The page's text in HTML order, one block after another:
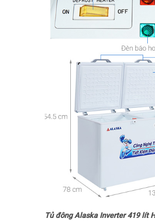
Tủ đông Alaska Inverter 419 lít